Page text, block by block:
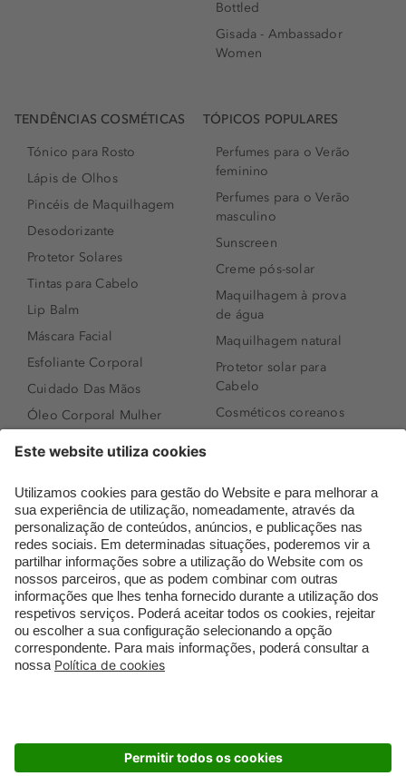
Bottled
Gisada - Ambassador
Women
TENDÊNCIAS COSMÉTICAS
Tónico para Rosto
Lápis de Olhos
Pincéis de Maquilhagem
Desodorizante
Protetor Solares
Tintas para Cabelo
Lip Balm
Máscara Facial
Esfoliante Corporal
Cuidado Das Mãos
Óleo Corporal Mulher
Sérum de Rosto
Body mist & Spray
corporal
Produtos para Cabelo
Homem
Espuma de Limpeza
Facial
Dermocosmética
TÓPICOS POPULARES
Perfumes para o Verão
feminino
Perfumes para o Verão
masculino
Sunscreen
Creme pós-solar
Maquilhagem à prova
de água
Maquilhagem natural
Protetor solar para
Cabelo
Cosméticos coreanos
Perfumes árabes
Novidades
Melhores Perfumes
Femininos
TOP 10: Perfumes
Masculinos
Pestanas Postiças
Creme Rosto Homem
Embalagens Sustentáveis